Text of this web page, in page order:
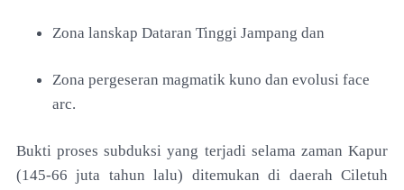
Zona lanskap Dataran Tinggi Jampang dan
Zona pergeseran magmatik kuno dan evolusi face
arc.
Bukti prosessubduksi yang terjadi selama zaman Kapur
(145-66 juta tahun lalu) ditemukan di daerah Ciletuh